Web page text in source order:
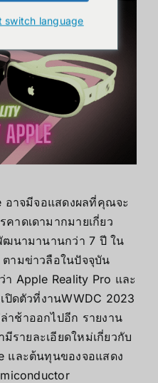
อาจมีจอแสดงผลที่คุณจะ
าดเดามากมายเกี่ยว
ฒนามานานกว่า 7 ปี ใน
ามข่าวลือในปัจจุบัน
Apple Reality Pro และ
ปิดตัวที่งานWWDC 2023
าช้าออกไปอีก รายงาน
รายละเอียดใหม่เกี่ยวกับ
และต้นทุนของจอแสดง
switch language